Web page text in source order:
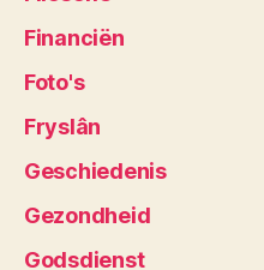
Financiën
Foto's
Fryslân
Geschiedenis
Gezondheid
Godsdienst